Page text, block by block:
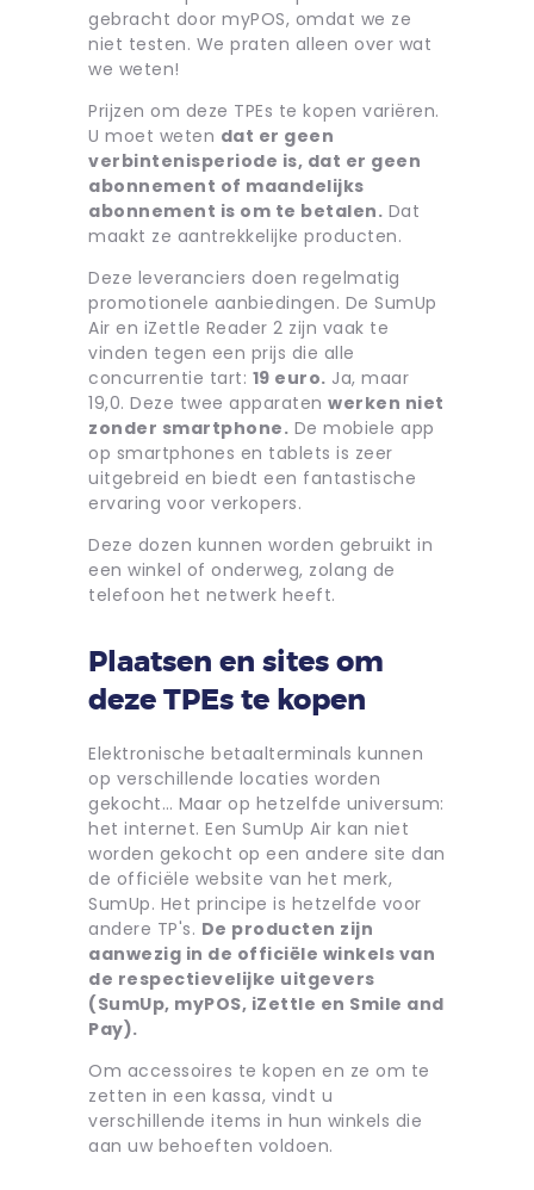
gebracht door myPOS, omdat we ze
niet testen. We praten alleen over wat
we weten!
Prijzen om deze TPEs te kopen variëren.
U moet weten dat er geen
verbintenisperiode is, dat er geen
abonnement of maandelijks
abonnement is om te betalen. Dat
maakt ze aantrekkelijke producten.
Deze leveranciers doen regelmatig
promotionele aanbiedingen. De SumUp
Air en iZettle Reader 2 zijn vaak te
vinden tegen een prijs die alle
concurrentie tart: 19 euro. Ja, maar
19,0. Deze twee apparaten werken niet
zonder smartphone. De mobiele app
op smartphones en tablets is zeer
uitgebreid en biedt een fantastische
ervaring voor verkopers.
Deze dozen kunnen worden gebruikt in
een winkel of onderweg, zolang de
telefoon het netwerk heeft.
Plaatsen en sites om
deze TPEs te kopen
Elektronische betaalterminals kunnen
op verschillende locaties worden
gekocht… Maar op hetzelfde universum:
het internet. Een SumUp Air kan niet
worden gekocht op een andere site dan
de officiële website van het merk,
SumUp. Het principe is hetzelfde voor
andere TP's. De producten zijn
aanwezig in de officiële winkels van
de respectievelijke uitgevers
(SumUp, myPOS, iZettle en Smile and
Pay).
Om accessoires te kopen en ze om te
zetten in een kassa, vindt u
verschillende items in hun winkels die
aan uw behoeften voldoen.